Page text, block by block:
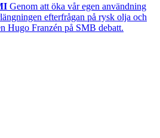
Genom att öka vår egen användning
efterfrågan på rysk olja och
Hugo Franzén på SMB debatt.